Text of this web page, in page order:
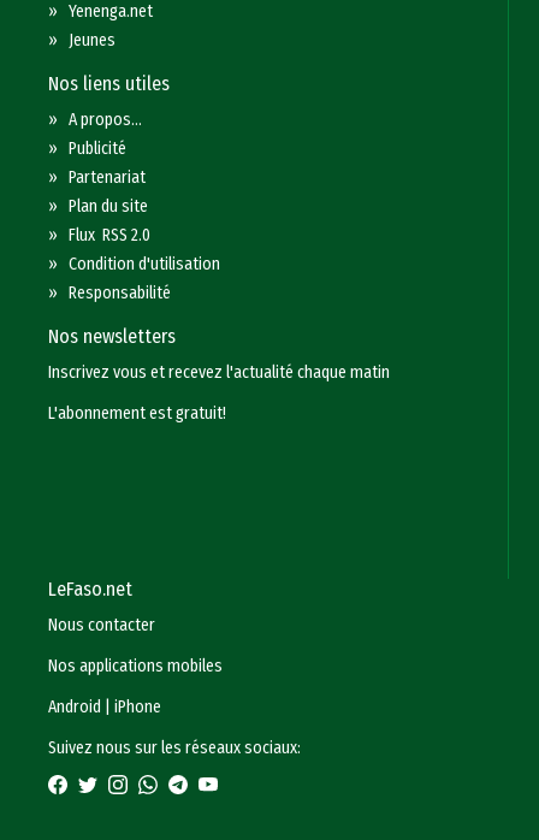
»Yenenga.net
» Jeunes
Nos liens utiles
»A propos...
»Publicité
»Partenariat
»Plan du site
»Flux RSS 2.0
»Condition d'utilisation
»Responsabilité
Nos newsletters
Inscrivez vous et recevez l'actualité chaque matin
L'abonnement est gratuit!
LeFaso.net
Nous contacter
Nos applications mobiles
Android
|iPhone
Suivez nous sur les réseaux sociaux: